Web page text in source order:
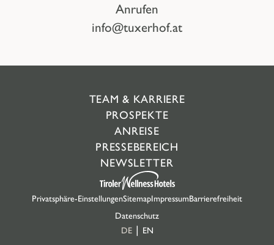
Anrufen
info@tuxerhof.at
TEAM & KARRIERE
PROSPEKTE
ANREISE
PRESSEBEREICH
NEWSLETTER
Privatsphäre-EinstellungenSitemapImpressumBarrierefreiheit
Datenschutz
DE
EN